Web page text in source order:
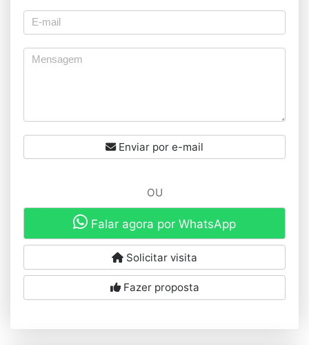
Enviar por e-mail
OU
Falar agora por WhatsApp
Solicitar visita
Fazer proposta